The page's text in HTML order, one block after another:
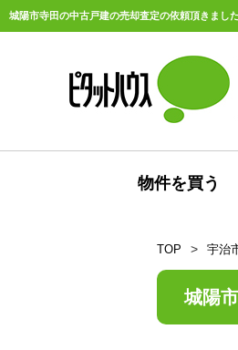
物件を買う
TOP 宇治
城陽